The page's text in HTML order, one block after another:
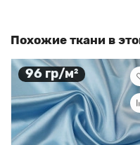
Похожие ткани в
96 гр/м²